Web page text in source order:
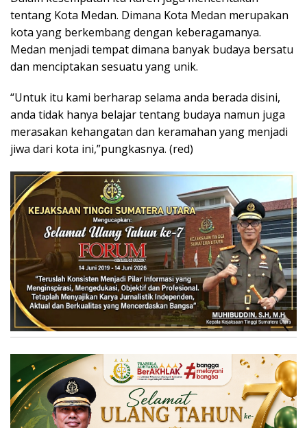
tentang Kota Medan. Dimana Kota Medan merupakan
kota yang berkembang dengan keberagamanya.
Medan menjadi tempat dimana banyak budaya bersatu
dan menciptakan sesuatu yang unik.
“Untuk itu kami berharap selama anda berada disini,
anda tidak hanya belajar tentang budaya namun juga
merasakan kehangatan dan keramahan yang menjadi
jiwa dari kota ini,”pungkasnya. (red)